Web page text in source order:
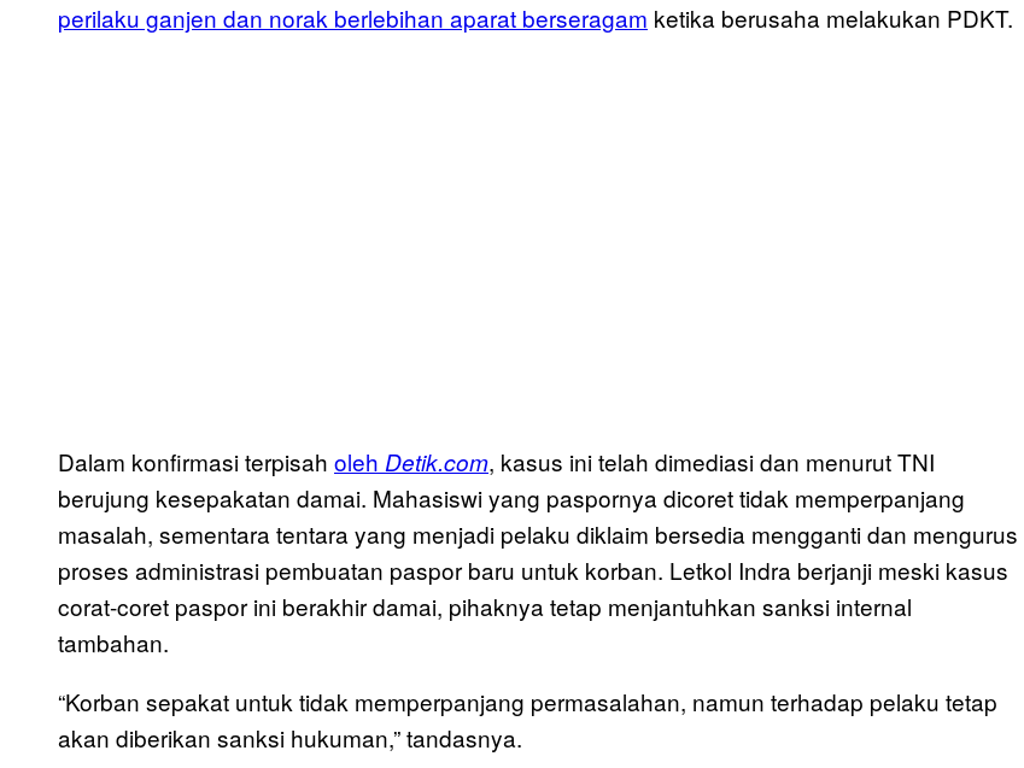
perilaku ganjen dan norak berlebihan aparat berseragam ketika berusaha melakukan PDKT.
Dalam konfirmasi terpisah oleh Detik.com, kasus ini telah dimediasi dan menurut TNI
berujung kesepakatan damai. Mahasiswi yang paspornya dicoret tidak memperpanjang
masalah, sementara tentara yang menjadi pelaku diklaim bersedia mengganti dan mengurus
proses administrasi pembuatan paspor baru untuk korban. Letkol Indra berjanji meski kasus
corat-coret paspor ini berakhir damai, pihaknya tetap menjantuhkan sanksi internal
tambahan.
“Korban sepakat untuk tidak memperpanjang permasalahan, namun terhadap pelaku tetap
akan diberikan sanksi hukuman,” tandasnya.